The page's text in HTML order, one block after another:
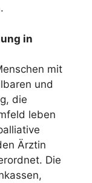
in
mit
und
die
leben
Ärztin
Die